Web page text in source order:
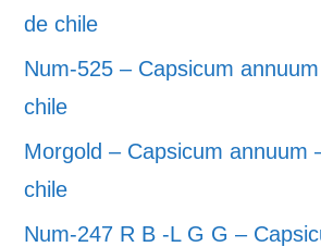
de chile
Num-525 – Capsicum
chile
Morgold – Capsicum annuum
chile
Num-247 R B -L G G –